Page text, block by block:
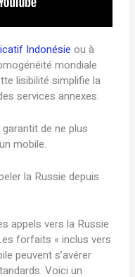
Indonésie ou à
mondiale
lisibilité simplifie la
services annexes.
de ne plus
mobile.
la Russie depuis
appels vers la Russie
forfaits « inclus vers
peuvent s’avérer
Voici un